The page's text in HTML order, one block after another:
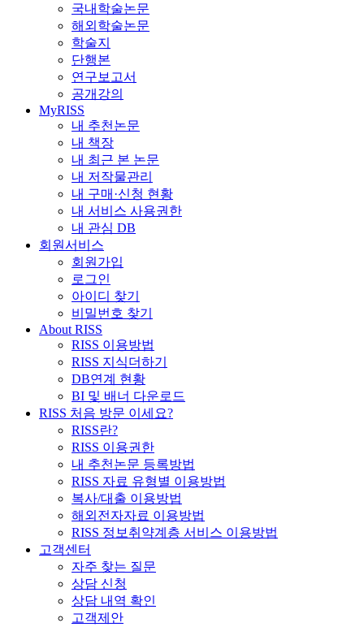
국내학술논문
해외학술논문
학술지
단행본
연구보고서
공개강의
MyRISS
내 추천논문
내 책장
내 최근 본 논문
내 저작물관리
내 구매·신청 현황
내 서비스 사용권한
내 관심 DB
회원서비스
회원가입
로그인
아이디 찾기
비밀번호 찾기
About RISS
RISS 이용방법
RISS 지식더하기
DB연계 현황
BI 및 배너 다운로드
RISS 처음 방문 이세요?
RISS란?
RISS 이용권한
내 추천논문 등록방법
RISS 자료 유형별 이용방법
복사/대출 이용방법
해외전자자료 이용방법
RISS 정보취약계층 서비스 이용방법
고객센터
자주 찾는 질문
상담 신청
상담 내역 확인
고객제안